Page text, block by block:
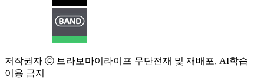
저작권자 ⓒ 브라보마이라이프 무단전재 및 재배포, AI학습
이용 금지